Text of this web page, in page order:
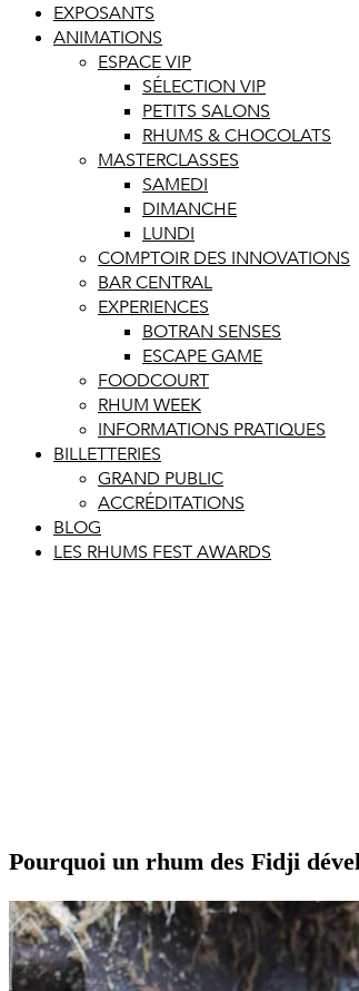
EXPOSANTS
ANIMATIONS
ESPACE VIP
SÉLECTION VIP
PETITS SALONS
RHUMS & CHOCOLATS
MASTERCLASSES
SAMEDI
DIMANCHE
LUNDI
COMPTOIR DES INNOVATIONS
BAR CENTRAL
EXPERIENCES
BOTRAN SENSES
ESCAPE GAME
FOODCOURT
RHUM WEEK
INFORMATIONS PRATIQUES
BILLETTERIES
GRAND PUBLIC
ACCRÉDITATIONS
BLOG
LES RHUMS FEST AWARDS
Pourquoi un rhum des Fidji